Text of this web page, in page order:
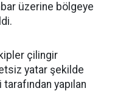
üzerine bölgeye
çilingir
yatar şekilde
yapılan